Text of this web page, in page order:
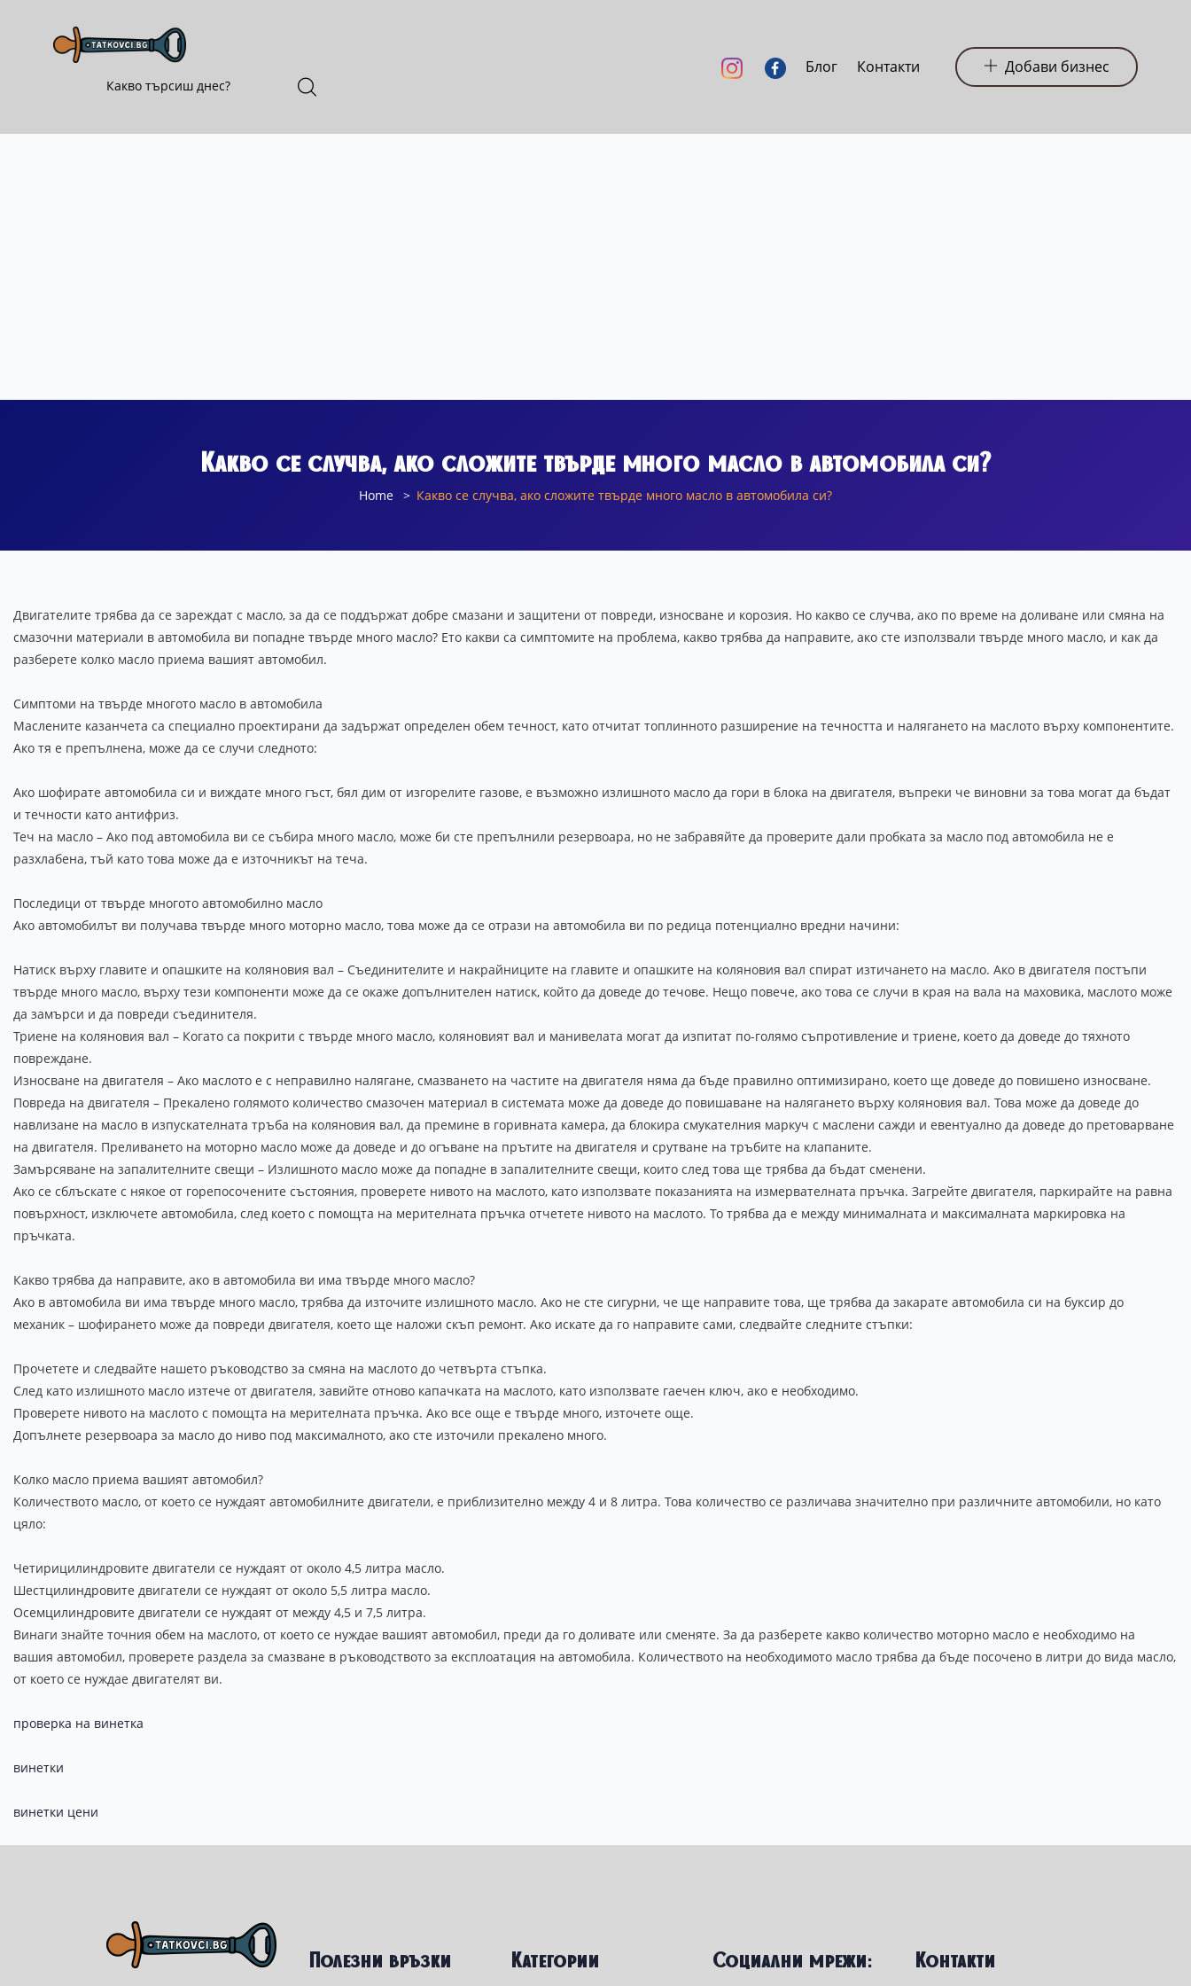
Блог Контакти Добави бизнес
Какво се случва, ако сложите твърде много масло в автомобила си?
Home Какво се случва, ако сложите твърде много масло в автомобила си?
Двигателите трябва да се зареждат с масло, за да се поддържат добре смазани и защитени от повреди, износване и корозия. Но какво се случва, ако по време на доливане или смяна на
смазочни материали в автомобила ви попадне твърде много масло? Ето какви са симптомите на проблема, какво трябва да направите, ако сте използвали твърде много масло, и как да
разберете колко масло приема вашият автомобил.
Симптоми на твърде многото масло в автомобила
Маслените казанчета са специално проектирани да задържат определен обем течност, като отчитат топлинното разширение на течността и налягането на маслото върху компонентите.
Ако тя е препълнена, може да се случи следното:
Ако шофирате автомобила си и виждате много гъст, бял дим от изгорелите газове, е възможно излишното масло да гори в блока на двигателя, въпреки че виновни за това могат да бъдат
и течности като антифриз.
Теч на масло – Ако под автомобила ви се събира много масло, може би сте препълнили резервоара, но не забравяйте да проверите дали пробката за масло под автомобила не е
разхлабена, тъй като това може да е източникът на теча.
Последици от твърде многото автомобилно масло
Ако автомобилът ви получава твърде много моторно масло, това може да се отрази на автомобила ви по редица потенциално вредни начини:
Натиск върху главите и опашките на коляновия вал – Съединителите и накрайниците на главите и опашките на коляновия вал спират изтичането на масло. Ако в двигателя постъпи
твърде много масло, върху тези компоненти може да се окаже допълнителен натиск, който да доведе до течове. Нещо повече, ако това се случи в края на вала на маховика, маслото може
да замърси и да повреди съединителя.
Триене на коляновия вал – Когато са покрити с твърде много масло, коляновият вал и манивелата могат да изпитат по-голямо съпротивление и триене, което да доведе до тяхното
повреждане.
Износване на двигателя – Ако маслото е с неправилно налягане, смазването на частите на двигателя няма да бъде правилно оптимизирано, което ще доведе до повишено износване.
Повреда на двигателя – Прекалено голямото количество смазочен материал в системата може да доведе до повишаване на налягането върху коляновия вал. Това може да доведе до
навлизане на масло в изпускателната тръба на коляновия вал, да премине в горивната камера, да блокира смукателния маркуч с маслени сажди и евентуално да доведе до претоварване
на двигателя. Преливането на моторно масло може да доведе и до огъване на прътите на двигателя и срутване на тръбите на клапаните.
Замърсяване на запалителните свещи – Излишното масло може да попадне в запалителните свещи, които след това ще трябва да бъдат сменени.
Ако се сблъскате с някое от горепосочените състояния, проверете нивото на маслото, като използвате показанията на измервателната пръчка. Загрейте двигателя, паркирайте на равна
повърхност, изключете автомобила, след което с помощта на мерителната пръчка отчетете нивото на маслото. То трябва да е между минималната и максималната маркировка на
пръчката.
Какво трябва да направите, ако в автомобила ви има твърде много масло?
Ако в автомобила ви има твърде много масло, трябва да източите излишното масло. Ако не сте сигурни, че ще направите това, ще трябва да закарате автомобила си на буксир до
механик – шофирането може да повреди двигателя, което ще наложи скъп ремонт. Ако искате да го направите сами, следвайте следните стъпки:
Прочетете и следвайте нашето ръководство за смяна на маслото до четвърта стъпка.
След като излишното масло изтече от двигателя, завийте отново капачката на маслото, като използвате гаечен ключ, ако е необходимо.
Проверете нивото на маслото с помощта на мерителната пръчка. Ако все още е твърде много, източете още.
Допълнете резервоара за масло до ниво под максималното, ако сте източили прекалено много.
Колко масло приема вашият автомобил?
Количеството масло, от което се нуждаят автомобилните двигатели, е приблизително между 4 и 8 литра. Това количество се различава значително при различните автомобили, но като
цяло:
Четирицилиндровите двигатели се нуждаят от около 4,5 литра масло.
Шестцилиндровите двигатели се нуждаят от около 5,5 литра масло.
Осемцилиндровите двигатели се нуждаят от между 4,5 и 7,5 литра.
Винаги знайте точния обем на маслото, от което се нуждае вашият автомобил, преди да го доливате или сменяте. За да разберете какво количество моторно масло е необходимо на
вашия автомобил, проверете раздела за смазване в ръководството за експлоатация на автомобила. Количеството на необходимото масло трябва да бъде посочено в литри до вида масло,
от което се нуждае двигателят ви.
проверка на винетка
винетки
винетки цени
Полезни връзки Категории Социални мрежи: Контакти